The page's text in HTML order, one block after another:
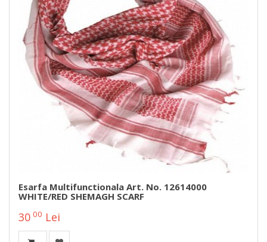
Esarfa Multifunctionala Art. No. 12614000
WHITE/RED SHEMAGH SCARF
30 00 Lei